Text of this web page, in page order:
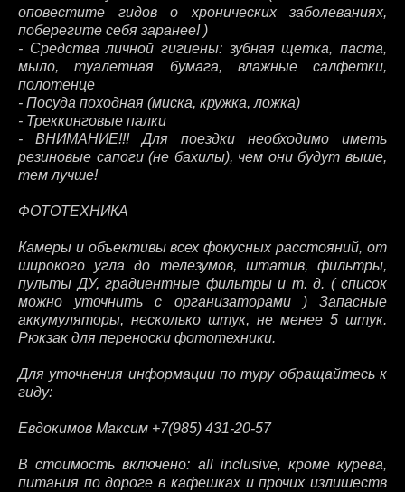
оповестите гидов о хронических заболеваниях,
поберегите себя заранее! )
- Средства личной гигиены: зубная щетка, паста,
мыло, туалетная бумага, влажные салфетки,
полотенце
- Посуда походная (миска, кружка, ложка)
- Треккинговые палки
- ВНИМАНИЕ!!! Для поездки необходимо иметь
резиновые сапоги (не бахилы), чем они будут выше,
тем лучше!
ФОТОТЕХНИКА
Камеры и объективы всех фокусных расстояний, от
широкого угла до телезумов, штатив, фильтры,
пульты ДУ, градиентные фильтры и т. д. ( список
можно уточнить с организаторами ) Запасные
аккумуляторы, несколько штук, не менее 5 штук.
Рюкзак для переноски фототехники.
Для уточнения информации по туру обращайтесь к
гиду:
Евдокимов Максим +7(985) 431-20-57
В стоимость включено: all inclusive, кроме курева,
питания по дороге в кафешках и прочих излишеств